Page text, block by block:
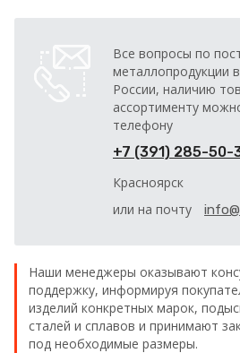
Все вопросы по
металлопродукции
России, наличию
ассортименту
телефону
+7 (391) 285-50-
Красноярск
или на почту
Наши менеджеры оказывают
поддержку, информируя
изделий конкретных марок,
сталей и сплавов и принимают
под необходимые размеры.